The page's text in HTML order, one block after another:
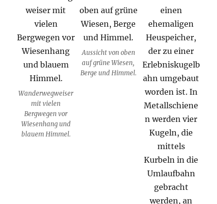
Wanderwegweiser
mit vielen
Bergwegen vor
Wiesenhang und
blauem Himmel.
Aussicht von oben
auf grüne Wiesen,
Berge und Himmel.